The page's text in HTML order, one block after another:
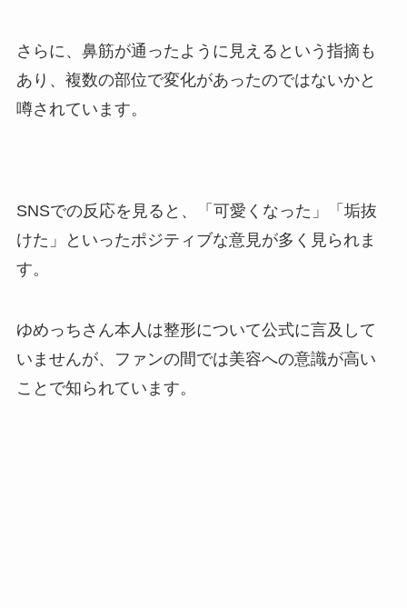
さらに、鼻筋が通ったように見えるという指摘も
あり、複数の部位で変化があったのではないかと
噂されています。
SNSでの反応を見ると、「可愛くなった」「垢抜
けた」といったポジティブな意見が多く見られま
す。
ゆめっちさん本人は整形について公式に言及して
いませんが、ファンの間では美容への意識が高い
ことで知られています。